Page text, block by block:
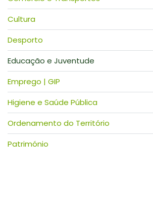
Cultura
Desporto
Educação e Juventude
Emprego | GIP
Higiene e Saúde Pública
Ordenamento do Território
Património